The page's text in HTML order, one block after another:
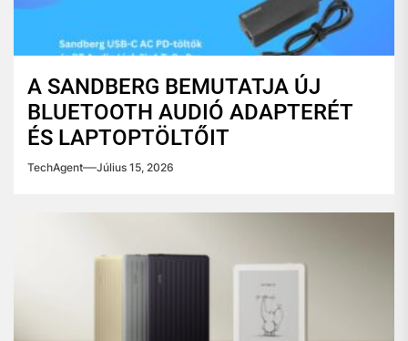
A SANDBERG BEMUTATJA ÚJ
BLUETOOTH AUDIÓ ADAPTERÉT
ÉS LAPTOPTÖLTŐIT
TechAgent Július 15, 2026